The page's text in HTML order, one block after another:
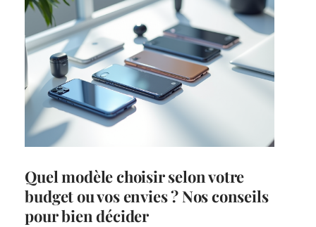
Quel modèle choisir selon votre
budget ou vos envies ? Nos conseils
pour bien décider